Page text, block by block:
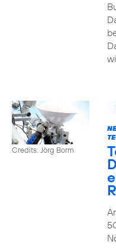
Credits: Jörg Borm